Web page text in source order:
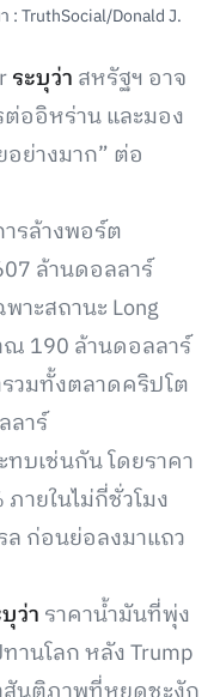
: TruthSocial/Donald J.
ระบุว่า สหรัฐฯ อาจ
ออิหร่าน และมอง
ย่างมาก” ต่อ
รล้างพอร์ต
ล้านดอลลาร์
าะสถานะ Long
190 ล้านดอลลาร์
วมทั้งตลาดคริปโต
ลาร์
บเช่นกัน โดยราคา
ายในไม่กี่ชั่วโมง
ล ก่อนย่อลงมาแถว
ว่า ราคาน้ำมันที่พุ่ง
านโลก หลัง Trump